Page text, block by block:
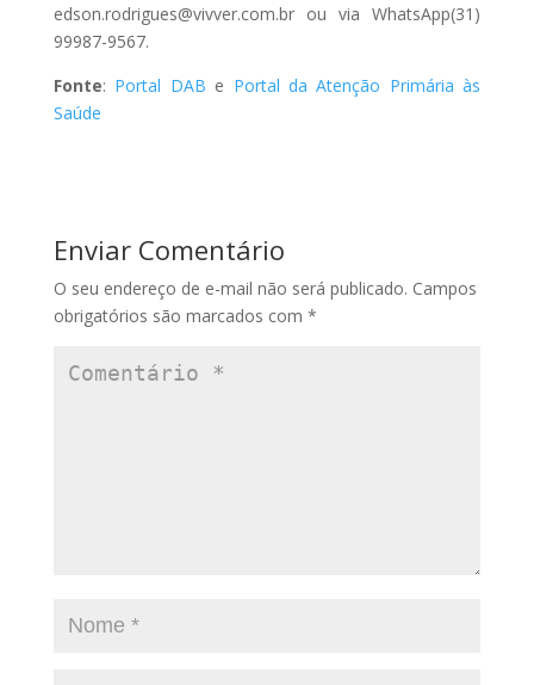
edson.rodrigues@vivver.com.br ou via WhatsApp(31)
99987-9567.
Fonte: Portal DAB e Portal da Atenção Primária às
Saúde
Enviar Comentário
O seu endereço de e-mail não será publicado. Campos
obrigatórios são marcados com *